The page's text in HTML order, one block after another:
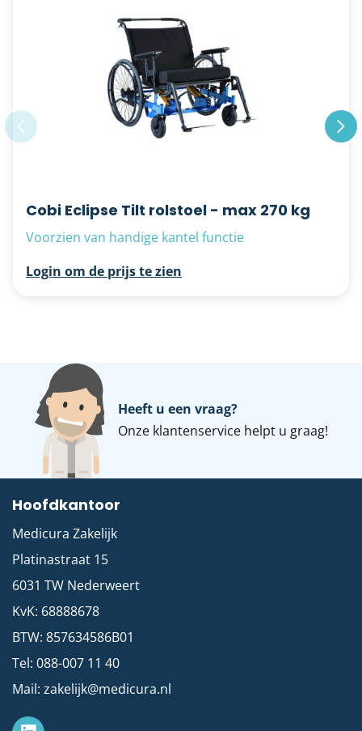
Cobi Eclipse Tilt rolstoel - max 270 kg
Voorzien van handige kantel functie
Login om de prijs te zien
Heeft u een vraag?
Onze klantenservicehelpt u graag!
Hoofdkantoor
Medicura Zakelijk
Platinastraat 15
6031 TW Nederweert
KvK: 68888678
BTW: 857634586B01
Tel: 088-007 11 40
Mail: zakelijk@medicura.nl